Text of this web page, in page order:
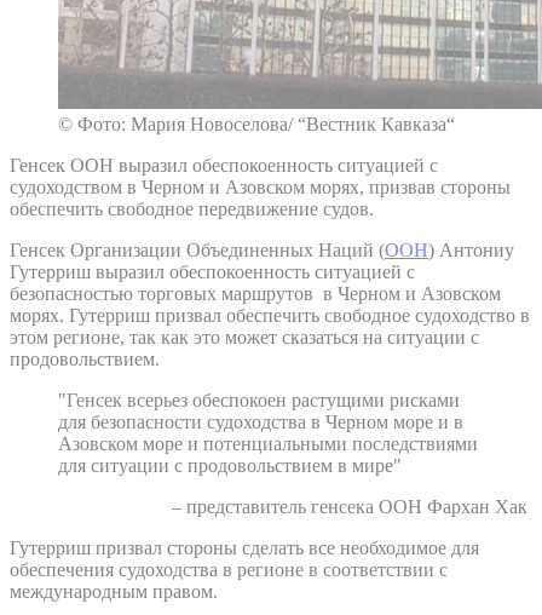
© Фото: Мария Новоселова/ “Вестник Кавказа“
Генсек ООН выразил обеспокоенность ситуацией с
судоходством в Черном и Азовском морях, призвав стороны
обеспечить свободное передвижение судов.
Генсек Организации Объединенных Наций (ООН) Антониу
Гутерриш выразил обеспокоенность ситуацией с
безопасностью торговых маршрутов в Черном и Азовском
морях. Гутерриш призвал обеспечить свободное судоходство в
этом регионе, так как это может сказаться на ситуации с
продовольствием.
"Генсек всерьез обеспокоен растущими рисками
для безопасности судоходства в Черном море и в
Азовском море и потенциальными последствиями
для ситуации с продовольствием в мире"
– представитель генсека ООН Фархан Хак
Гутерриш призвал стороны сделать все необходимое для
обеспечения судоходства в регионе в соответствии с
международным правом.